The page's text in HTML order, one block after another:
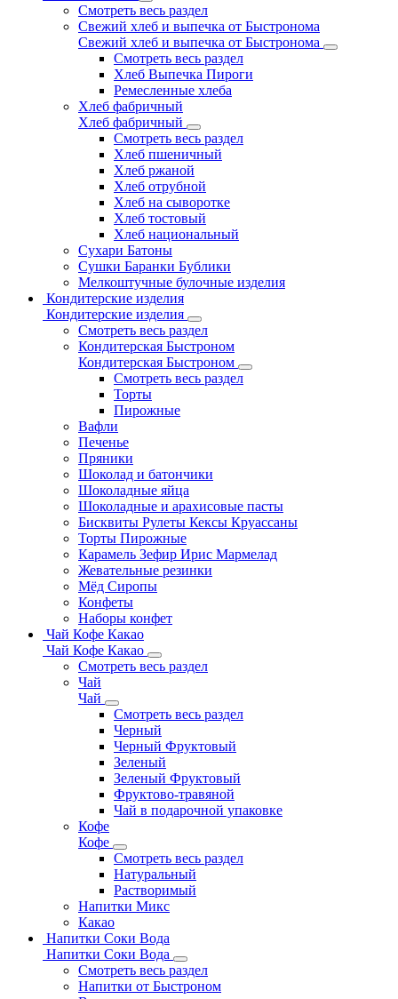
Смотреть весь раздел
Свежий хлеб и выпечка от Быстронома
Свежий хлеб и выпечка от Быстронома
Смотреть весь раздел
Хлеб Выпечка Пироги
Ремесленные хлеба
Хлеб фабричный
Хлеб фабричный
Смотреть весь раздел
Хлеб пшеничный
Хлеб ржаной
Хлеб отрубной
Хлеб на сыворотке
Хлеб тостовый
Хлеб национальный
Сухари Батоны
Сушки Баранки Бублики
Мелкоштучные булочные изделия
Кондитерские изделия
Кондитерские изделия
Смотреть весь раздел
Кондитерская Быстроном
Кондитерская Быстроном
Смотреть весь раздел
Торты
Пирожные
Вафли
Печенье
Пряники
Шоколад и батончики
Шоколадные яйца
Шоколадные и арахисовые пасты
Бисквиты Рулеты Кексы Круассаны
Торты Пирожные
Карамель Зефир Ирис Мармелад
Жевательные резинки
Мёд Сиропы
Конфеты
Наборы конфет
Чай Кофе Какао
Чай Кофе Какао
Смотреть весь раздел
Чай
Чай
Смотреть весь раздел
Черный
Черный Фруктовый
Зеленый
Зеленый Фруктовый
Фруктово-травяной
Чай в подарочной упаковке
Кофе
Кофе
Смотреть весь раздел
Натуральный
Растворимый
Напитки Микс
Какао
Напитки Соки Вода
Напитки Соки Вода
Смотреть весь раздел
Напитки от Быстроном